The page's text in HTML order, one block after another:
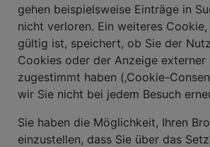
gehen beispielsweise Einträge in
nicht verloren. Ein weiteres Cookie,
gültig ist, speichert, ob Sie der
Cookies oder der Anzeige externer
zugestimmt haben (‚Cookie-
wir Sie nicht bei jedem Besuch
Sie haben die Möglichkeit, Ihren
einzustellen, dass Sie über das